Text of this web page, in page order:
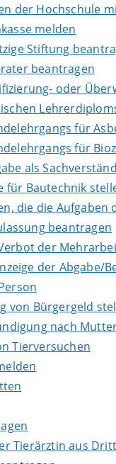
der Hochschule
melden
Stiftung
beantragen
oder
für
für
als
für Bautechnik
die die
beantragen
der
der Abgabe/
von Bürgergeld
nach
Tierversuchen
Tierärztin aus